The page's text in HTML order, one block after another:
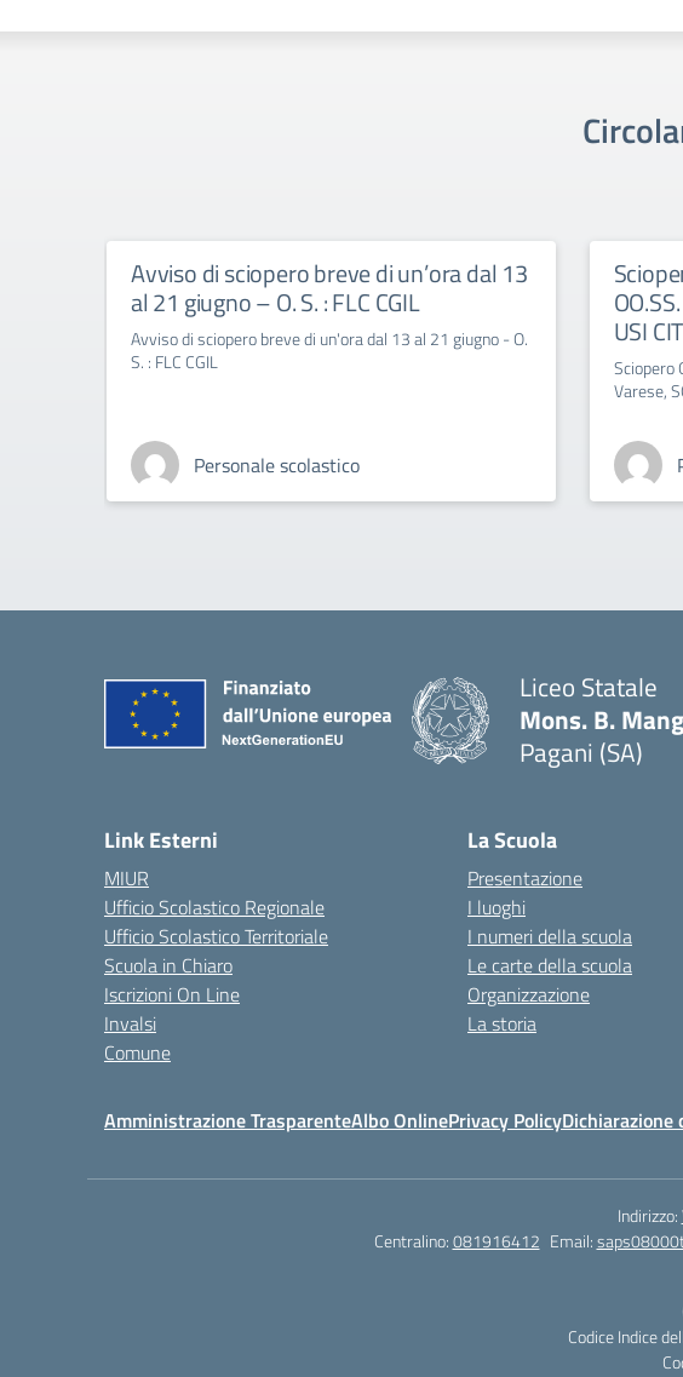
Avviso di sciopero breve di un’ora dal 13
al 21 giugno – O. S. : FLC CGIL
Avviso di sciopero breve di un'ora dal 13 al 21 giugno - O.
S. : FLC CGIL
Personale scolastico
USI CIT
Sciopero
Varese,
Liceo Statale
Mons. B.
Pagani (SA)
Link Esterni
MIUR
Ufficio Scolastico Regionale
Ufficio Scolastico Territoriale
Scuola in Chiaro
Iscrizioni On Line
Invalsi
Comune
La Scuola
Presentazione
I luoghi
I numeri della scuola
Le carte della scuola
Organizzazione
La storia
Amministrazione TrasparenteAlbo OnlinePrivacy Policy
Indirizzo:
Centralino:081916412 Email:
Codice Indice